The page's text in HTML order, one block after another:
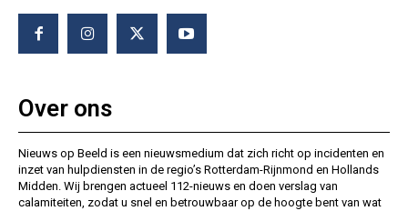
Over ons
Nieuws op Beeld is een nieuwsmedium dat zich richt op incidenten en
inzet van hulpdiensten in de regio’s Rotterdam-Rijnmond en Hollands
Midden. Wij brengen actueel 112-nieuws en doen verslag van
calamiteiten, zodat u snel en betrouwbaar op de hoogte bent van wat